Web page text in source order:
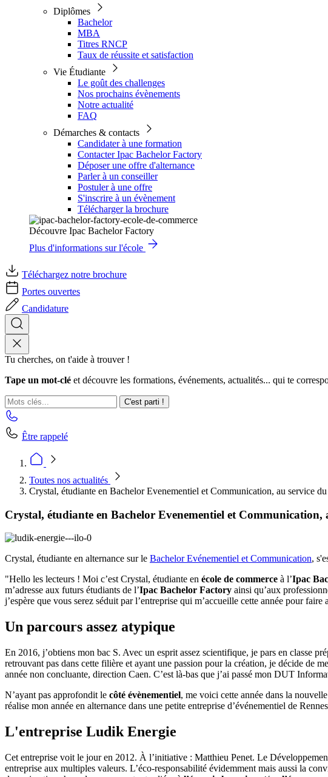
Diplômes
Bachelor
MBA
Titres RNCP
Taux de réussite et satisfaction
Vie Étudiante
Le goût des challenges
Nos prochains évènements
Notre actualité
FAQ
Démarches & contacts
Candidater à une formation
Contacter Ipac Bachelor Factory
Déposer une offre d'alternance
Parler à un conseiller
Postuler à une offre
S'inscrire à un évènement
Télécharger la brochure
Découvre Ipac Bachelor Factory
Plus d'informations sur l'école
Téléchargez notre brochure
Portes ouvertes
Candidature
Tu cherches, on t'aide à trouver !
Tape un mot-clé et découvre les formations, événements, actualités... qui te
C'est parti !
Être rappelé
Toutes nos actualités
Crystal, étudiante en Bachelor Evenementiel et Communication, au service
Crystal, étudiante en Bachelor Evenementiel et Communication,
Crystal, étudiante en alternance sur le Bachelor Evénementiel et Communication,
"Hello les lecteurs ! Moi c’est Crystal, étudiante en école de commerce à l’Ipac
m’adresse aux futurs étudiants de l’Ipac Bachelor Factory ainsi qu’aux
j’espère que vous serez séduit par l’entreprise qui m’accueille cette année pour
Un parcours assez atypique
En 2016, j’obtiens mon bac S. Avec un esprit assez scientifique, je pars en classe
retrouvant pas dans cette filière et ayant une passion pour la création, je décide de
année non concluante, direction Caen. C’est là-bas que j’ai passé mon DUT
N’ayant pas approfondit le côté évènementiel, me voici cette année dans la
réalise mon année en alternance dans une petite entreprise d’événementiel de
L'entreprise Ludik Energie
Cet entreprise voit le jour en 2012. À l’initiative : Matthieu Penet. Le
entreprise aux multiples valeurs. L’éco-responsabilité évidemment mais aussi la